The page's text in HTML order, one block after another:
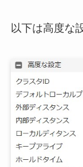
以下は高度な